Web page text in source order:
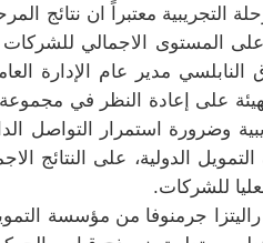
معتبراً ان نتائج
على المستوى الاجمالي
النابلسي مدير عام
على إعادة النظر في
وضرورة استمرار
الدولية، على النتائج
للشركات.
جرمنوفا من مؤسسة